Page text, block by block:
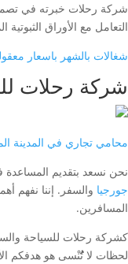
شركة رحلات خبرته في
التعامل مع الأوراق الثبوتية
شغالات بالشهر باسعار
شركة رحلات
محامي تجاري في المدينة
نحن نسعد بتقديم
جورجيا والسفر. إننا نفهم
المسافرين.
كشركة رحلات للسياحة
لحظات لا تَُُُُنْسى هو هدفكم